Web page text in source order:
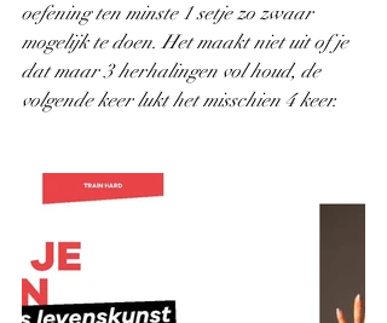
oefening ten minste 1 setje zo zwaar
mogelijk te doen. Het maakt niet uit of je
dat maar 3 herhalingen vol houd, de
volgende keer lukt het misschien 4 keer.